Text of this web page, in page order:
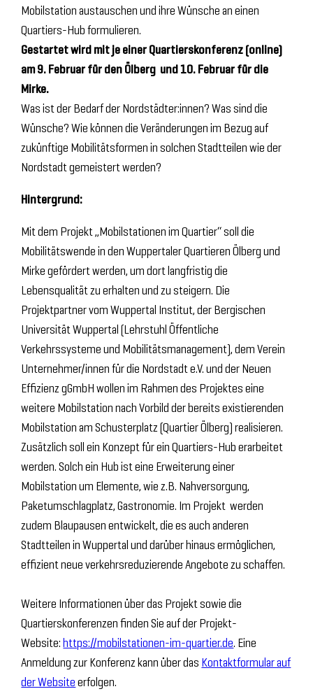
Mobilstation austauschen und ihre Wünsche an einen
Quartiers-Hub formulieren.
Gestartet wird mit je einer Quartierskonferenz (online)
am 9. Februar für den Ölberg und 10. Februar für die
Mirke.
Was ist der Bedarf der Nordstädter:innen? Was sind die
Wünsche? Wie können die Veränderungen im Bezug auf
zukünftige Mobilitätsformen in solchen Stadtteilen wie der
Nordstadt gemeistert werden?
Hintergrund:
Mit dem Projekt „Mobilstationen im Quartier“ soll die
Mobilitätswende in den Wuppertaler Quartieren Ölberg und
Mirke gefördert werden, um dort langfristig die
Lebensqualität zu erhalten und zu steigern. Die
Projektpartner vom Wuppertal Institut, der Bergischen
Universität Wuppertal (Lehrstuhl Öffentliche
Verkehrssysteme und Mobilitätsmanagement), dem Verein
Unternehmer/innen für die Nordstadt e.V. und der Neuen
Effizienz gGmbH wollen im Rahmen des Projektes eine
weitere Mobilstation nach Vorbild der bereits existierenden
Mobilstation am Schusterplatz (Quartier Ölberg) realisieren.
Zusätzlich soll ein Konzept für ein Quartiers-Hub erarbeitet
werden. Solch ein Hub ist eine Erweiterung einer
Mobilstation um Elemente, wie z.B. Nahversorgung,
Paketumschlagplatz, Gastronomie. Im Projekt werden
zudem Blaupausen entwickelt, die es auch anderen
Stadtteilen in Wuppertal und darüber hinaus ermöglichen,
effizient neue verkehrsreduzierende Angebote zu schaffen.
Weitere Informationen über das Projekt sowie die
Quartierskonferenzen finden Sie auf der Projekt-
Website:https://mobilstationen-im-quartier.de. Eine
Anmeldung zur Konferenz kann über das Kontaktformular auf
der Websiteerfolgen.